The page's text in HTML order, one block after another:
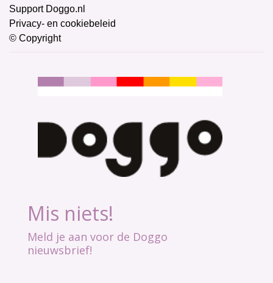
Support Doggo.nl
Privacy- en cookiebeleid
© Copyright
Mis niets!
Meld je aan voor de Doggo
nieuwsbrief!